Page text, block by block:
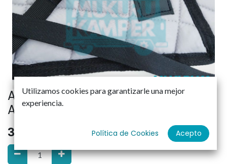
AISLANTE TÉRMICO TECHO ELEVABLE
ATEK CRAFTER-MAN TGE
380,00
Utilizamos cookies para garantizarle una mejor
experiencia.
Política de Cookies Acepto